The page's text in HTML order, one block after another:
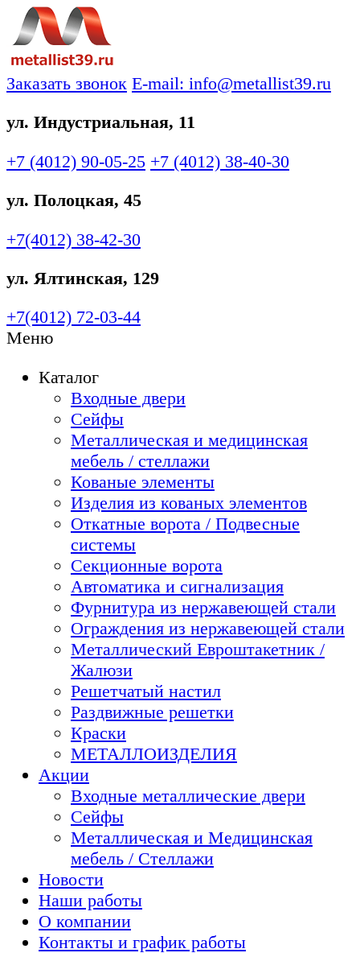
Заказать звонок E-mail: info@metallist39.ru
ул. Индустриальная, 11
+7 (4012) 90-05-25 +7 (4012) 38-40-30
ул. Полоцкая, 45
+7(4012) 38-42-30
ул. Ялтинская, 129
+7(4012) 72-03-44
Меню
Каталог
Входные двери
Сейфы
Металлическая и медицинская
мебель / стеллажи
Кованые элементы
Изделия из кованых элементов
Откатные ворота / Подвесные
системы
Секционные ворота
Автоматика и сигнализация
Фурнитура из нержавеющей стали
Ограждения из нержавеющей стали
Металлический Евроштакетник /
Жалюзи
Решетчатый настил
Раздвижные решетки
Краски
МЕТАЛЛОИЗДЕЛИЯ
Акции
Входные металлические двери
Сейфы
Металлическая и Медицинская
мебель / Стеллажи
Новости
Наши работы
О компании
Контакты и график работы